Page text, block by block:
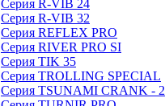
Серия R-VIB 24
Серия R-VIB 32
Серия REFLEX PRO
Серия RIVER PRO SI
Серия TIK 35
Серия TROLLING SPECIAL
Серия TSUNAMI CRANK - 2